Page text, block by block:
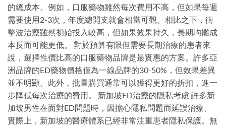
的總成本。例如，口服藥物雖然每次費用不高，但如果每週
需要使用2-3次，年度總開支就會相當可觀。相比之下，衝
擊波治療雖然初始投入較高，但如果效果持久，長期均攤成
本反而可能更低。 對於預算有限但需要長期治療的患者來
說，選擇性價比高的口服藥物品牌是最實惠的方案。許多亞
洲品牌的ED藥物價格僅為一線品牌的30-50%，但效果差異
並不明顯。此外，批量購買通常可以獲得更好的折扣，進一
步降低每次治療的費用。 新加坡ED治療的隱私考慮 許多新
加坡男性在面對ED問題時，因擔心隱私問題而延誤治療。
實際上，新加坡的醫療體系已經非常注重患者隱私保護。無